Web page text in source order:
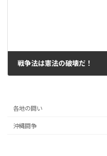
戦争法は憲法の破壊だ！
各地の闘い
沖縄闘争